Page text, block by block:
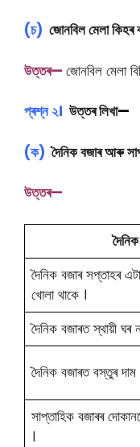
(চ) জোনবিল মেলা কিহৰ
উত্তৰ— জোনবিল মেলা
প্ৰশ্ন ২। উত্তৰ লিখা—
(ক) দৈনিক বজাৰ আৰু
উত্তৰ—
দৈনিক বজাৰ সপ্তাহৰ এটা
খোলা থাকে ।
দৈনিক বজাৰত স্থায়ী ঘৰ
দৈনিক বজাৰত বস্তুৰ দাম
সাপ্তাহিক বজাৰৰ
।